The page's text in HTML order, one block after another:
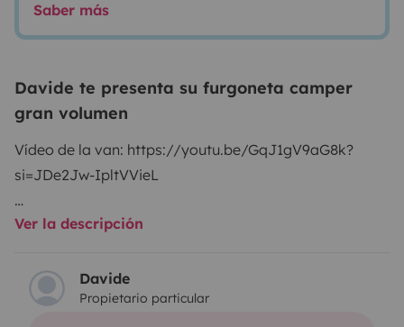
Saber más
Davide te presenta su furgoneta camper
gran volumen
Vídeo de la van: https://youtu.be/GqJ1gV9aG8k?
si=JDe2Jw-IpltVVieL
Instagram: @yellowvan_
DOLOMITES, TUSCANY, LAKE GARDA or COMO, here
we’re!
Ver la descripción
Davide
Propietario particular